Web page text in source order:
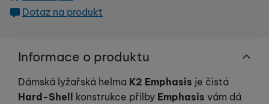
Dotaz na produkt
Informace o produktu
Dámská lyžařská helma K2 Emphasis je čistá
Hard-Shell
konstrukce přilby Emphasis vám dá